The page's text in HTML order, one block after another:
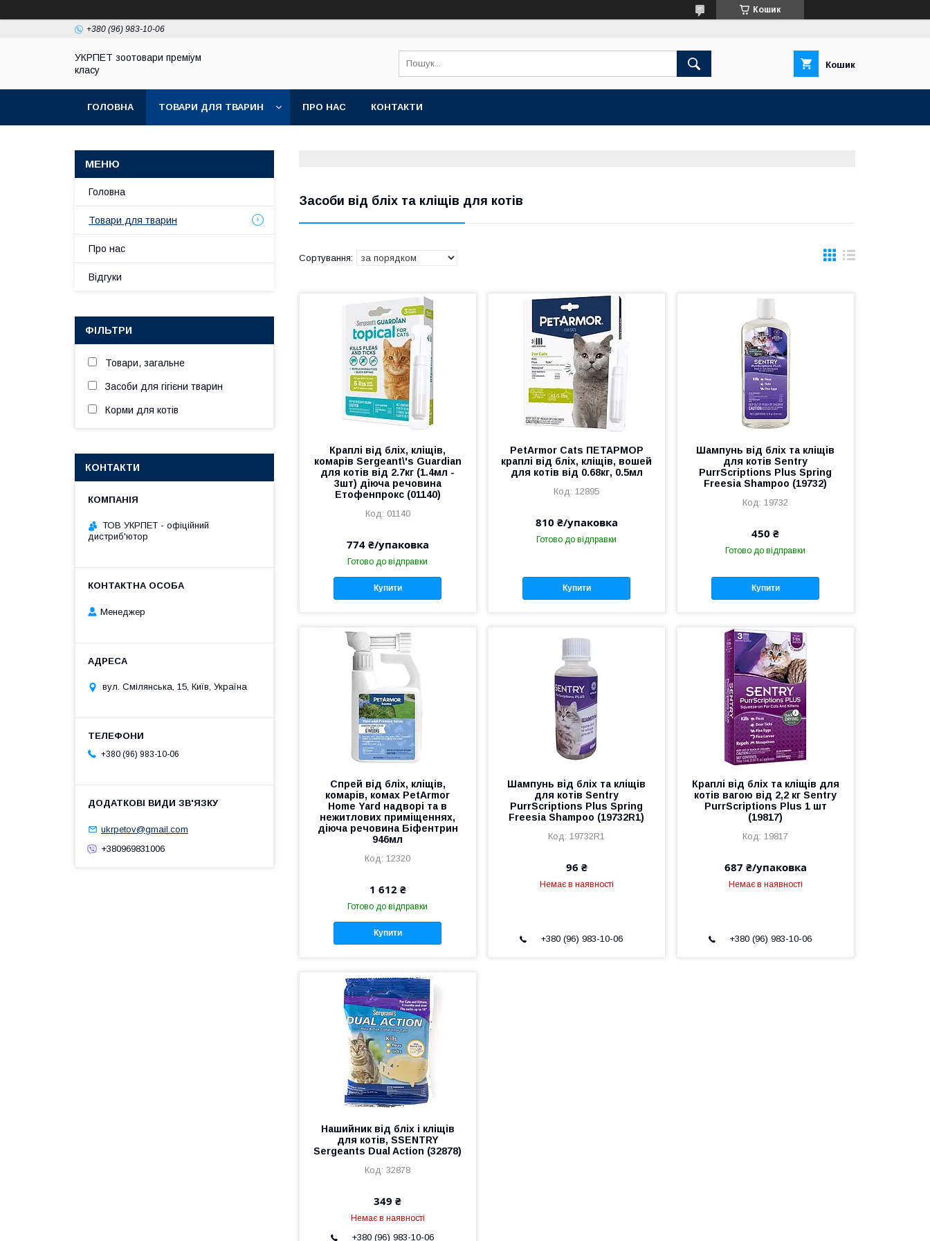
Кошик
+380 (96) 983-10-06
УКРПЕТ зоотовари преміум
класу
Кошик
ГОЛОВНА ТОВАРИ ДЛЯ ТВАРИН ПРО НАС КОНТАКТИ
Засоби від бліх та кліщів для котів
Краплі від бліх, кліщів,
комарів Sergeant\'s Guardian
для котів від 2.7кг (1.4мл -
3шт) діюча речовина
Етофенпрокс (01140)
01140
774 ₴/упаковка
Готово до відправки
Купити
PetArmor Cats ПЕТАРМОР
краплі від бліх, кліщів, вошей
для котів від 0.68кг, 0.5мл
12895
810 ₴/упаковка
Готово до відправки
Купити
Шампунь від бліх та кліщів
для котів Sentry
PurrScriptions Plus Spring
Freesia Shampoo (19732)
19732
450 ₴
Готово до відправки
Купити
Спрей від бліх, кліщів,
комарів, комах PetArmor
Home Yard надворі та в
нежитлових приміщеннях,
діюча речовина Біфентрин
946мл
12320
1 612 ₴
Готово до відправки
Купити
Шампунь від бліх та кліщів
для котів Sentry
PurrScriptions Plus Spring
Freesia Shampoo (19732R1)
19732R1
96 ₴
Немає в наявності
+380 (96) 983-10-06
Краплі від бліх та кліщів для
котів вагою від 2,2 кг Sentry
PurrScriptions Plus 1 шт
(19817)
19817
687 ₴/упаковка
Немає в наявності
+380 (96) 983-10-06
Нашийник від бліх і кліщів
для котів, SSENTRY
Sergeants Dual Action (32878)
32878
349 ₴
Немає в наявності
+380 (96) 983-10-06
Головна
Товари для тварин
Про нас
Відгуки
ФІЛЬТРИ
Товари, загальне
Засоби для гігієни тварин
Корми для котів
КОНТАКТИ
ТОВ УКРПЕТ - офіційний
дистриб'ютор
Менеджер
вул. Смілянська, 15, Київ, Україна
+380 (96) 983-10-06
ukrpetov@gmail.com
+380969831006